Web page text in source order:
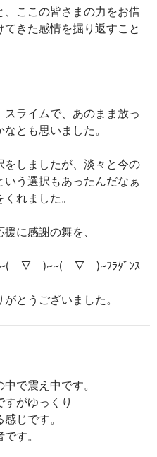
ここの皆さまの力をお借
きた感情を掘り返すこと
ライムで、あのまま放っ
とも思いました。
しましたが、淡々と今の
う選択もあったんだなぁ
れました。
に感謝の舞を、
￣∇︎￣)~~(￣∇︎￣)~ﾌﾗﾀﾞﾝｽ
とうございました。
で震え中です。
がゆっくり
じです。
す。